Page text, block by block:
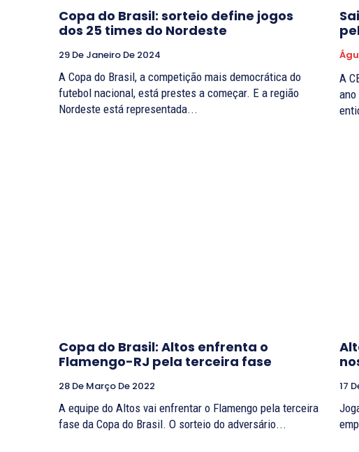
Copa do Brasil: sorteio define jogos
dos 25 times do Nordeste
29 De Janeiro De 2024
A Copa do Brasil, a competição mais democrática do
futebol nacional, está prestes a começar. E a região
Nordeste está representada...
A
Copa do Brasil: Altos enfrenta o
Flamengo-RJ pela terceira fase
28 De Março De 2022
A equipe do Altos vai enfrentar o Flamengo pela terceira
fase da Copa do Brasil. O sorteio do adversário...
17